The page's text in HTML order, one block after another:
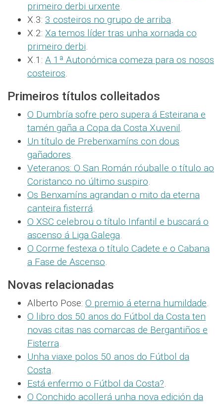
primeiro derbi urxente.
X.3: 3 costeiros no grupo de arriba.
X.2: Xa temos líder tras unha xornada co
primeiro derbi.
X.1: A 1ª Autonómica comeza para os nosos
costeiros.
Primeiros títulos colleitados
O Dumbría sofre pero supera á Esteirana e
tamén gaña a Copa da Costa Xuvenil.
Un título de Prebenxamíns con dous
gañadores.
Veteranos: O San Román róuballe o título ao
Coristanco no último suspiro.
Os Benxamíns agrandan o mito da eterna
canteira fisterrá.
O XSC celebrou o título Infantil e buscará o
ascenso á Liga Galega.
O Corme festexa o título Cadete e o Cabana
a Fase de Ascenso.
Novas relacionadas
Alberto Pose: O premio á eterna humildade.
O libro dos 50 anos do Fútbol da Costa ten
novas citas nas comarcas de Bergantiños e
Fisterra.
Unha viaxe polos 50 anos do Fútbol da
Costa.
Está enfermo o Fútbol da Costa?.
O Conchido acollerá unha nova edición da